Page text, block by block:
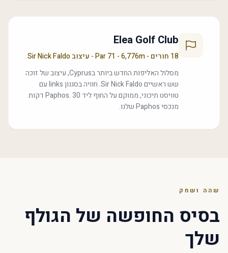
Elea Golf Club
18 חורים - Par 71 - 6,776m - עיצוב Sir Nick Faldo
מסלול האליפות החדש ביותר בCyprus, עיצוב של זוכה
שש ראשיים Sir Nick Faldo. חוויה בסגנון links עם
טוויסט תיכוני, ממוקם על החוף ליד Paphos. 30 דקות
מנכסי Paphos שלנו.
שהה ושחק
בסיס החופשה של הגולף
שלך